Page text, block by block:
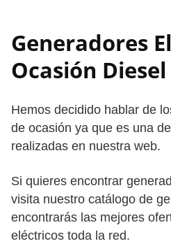
Generadores
Ocasión Diesel
Hemos decidido hablar de
de ocasión ya que es una
realizadas en nuestra web.
Si quieres encontrar
visita nuestro catálogo de
encontrarás las mejores
eléctricos toda la red.